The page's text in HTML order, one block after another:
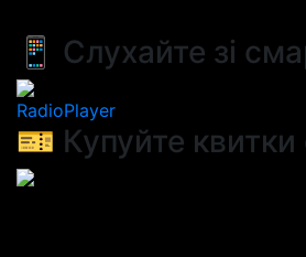
📱 Слухайте зі
RadioPlayer
🎫 Купуйте квитки